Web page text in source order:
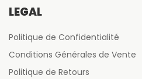
LÉGAL
Politique de Confidentialité
Conditions Générales de Vente
Politique de Retours